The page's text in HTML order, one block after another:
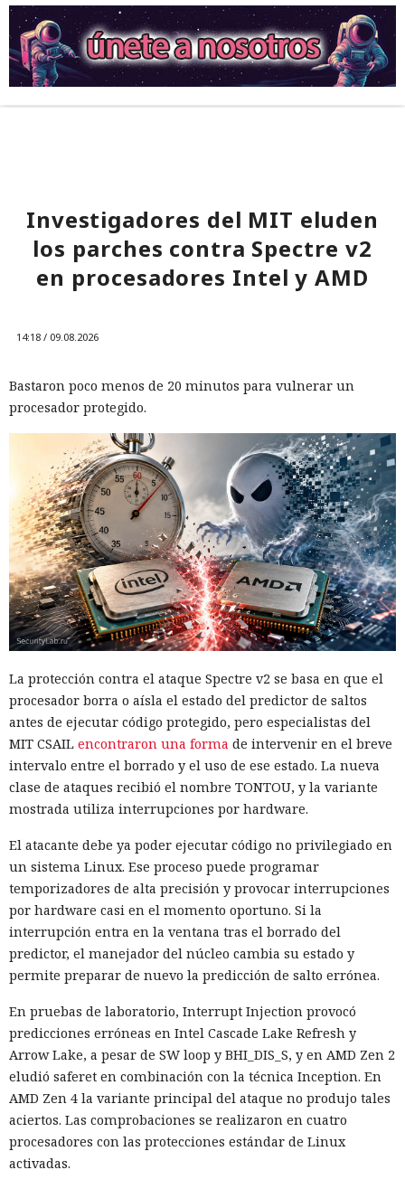
Investigadores del MIT eluden
los parches contra Spectre v2
en procesadores Intel y AMD
14:18 / 09.08.2026
Bastaron poco menos de 20 minutos para vulnerar un
procesador protegido.
La protección contra el ataque Spectre v2 se basa en que el
procesador borra o aísla el estado del predictor de saltos
antes de ejecutar código protegido, pero especialistas del
MIT CSAIL encontraron una forma de intervenir en el breve
intervalo entre el borrado y el uso de ese estado. La nueva
clase de ataques recibió el nombre TONTOU, y la variante
mostrada utiliza interrupciones por hardware.
El atacante debe ya poder ejecutar código no privilegiado en
un sistema Linux. Ese proceso puede programar
temporizadores de alta precisión y provocar interrupciones
por hardware casi en el momento oportuno. Si la
interrupción entra en la ventana tras el borrado del
predictor, el manejador del núcleo cambia su estado y
permite preparar de nuevo la predicción de salto errónea.
En pruebas de laboratorio, Interrupt Injection provocó
predicciones erróneas en Intel Cascade Lake Refresh y
Arrow Lake, a pesar de SW loop y BHI_DIS_S, y en AMD Zen 2
eludió saferet en combinación con la técnica Inception. En
AMD Zen 4 la variante principal del ataque no produjo tales
aciertos. Las comprobaciones se realizaron en cuatro
procesadores con las protecciones estándar de Linux
activadas.